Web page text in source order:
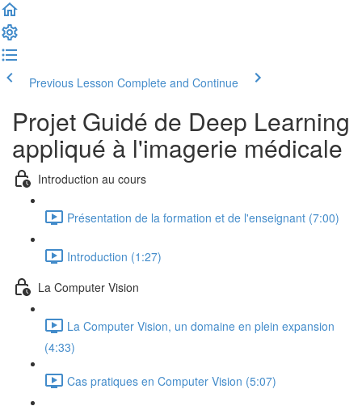
Previous Lesson Complete and Continue
Projet Guidé de Deep Learning
appliqué à l'imagerie médicale
Introduction au cours
Présentation de la formation et de l'enseignant (7:00)
Introduction (1:27)
La Computer Vision
La Computer Vision, un domaine en plein expansion
(4:33)
Cas pratiques en Computer Vision (5:07)